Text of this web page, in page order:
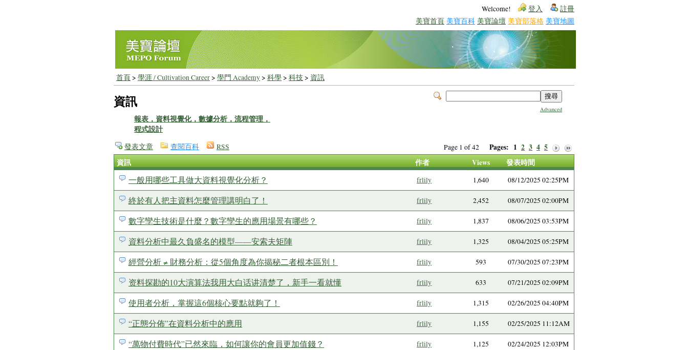
Welcome! 登入 註冊
美寶首頁 美寶百科 美寶論壇 美寶部落格 美寶地圖
首頁> 學涯 / Cultivation Career> 學門 Academy> 科學> 科技> 資訊
Advanced
資訊
報表，資料視覺化，數據分析，流程管理，
程式設計
Page 1 of 42 Pages: 1 2 3 4 5
發表文章 查閱百科 RSS
資訊 作者 Views 發表時間
一般用哪些工具做大資料視覺化分析？ frlily 1,640 08/12/2025 02:25PM
終於有人把主資料怎麼管理講明白了！ frlily 2,452 08/07/2025 02:00PM
數字孿生技術是什麼？數字孿生的應用場景有哪些？ frlily 1,837 08/06/2025 03:53PM
資料分析中最久負盛名的模型——安索夫矩陣 frlily 1,325 08/04/2025 05:25PM
經營分析 ≠ 財務分析：從5個角度為你揭秘二者根本區別！ frlily 593 07/30/2025 07:23PM
资料探勘的10大演算法我用大白话讲清楚了，新手一看就懂 frlily 633 07/21/2025 02:09PM
使用者分析，掌握這6個核心要點就夠了！ frlily 1,315 02/26/2025 04:40PM
“正態分佈”在資料分析中的應用 frlily 1,155 02/25/2025 11:12AM
“萬物付費時代”已然來臨，如何讓你的會員更加值錢？ frlily 1,125 02/24/2025 12:03PM